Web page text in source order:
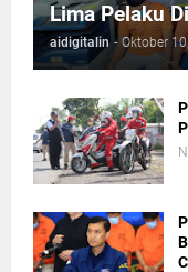
Lima Pelaku
aidigitalin - Oktober